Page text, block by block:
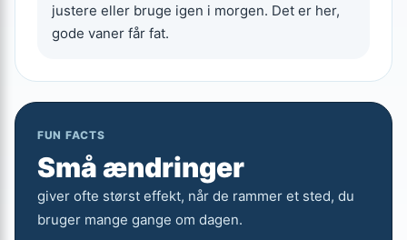
justere eller bruge igen i morgen. Det er her,
gode vaner får fat.
FUN FACTS
Små ændringer
giver ofte størst effekt, når de rammer et sted, du
bruger mange gange om dagen.